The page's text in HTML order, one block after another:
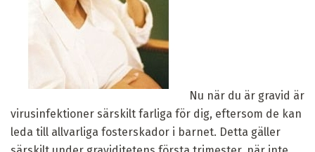
Nu när du är gravid är
virusinfektioner särskilt farliga för dig, eftersom de kan
leda till allvarliga fosterskador i barnet. Detta gäller